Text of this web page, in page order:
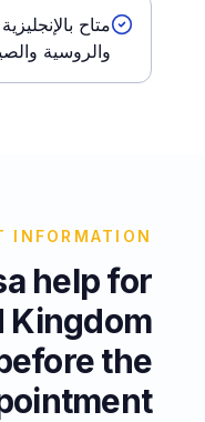
متاح
والروسية
INFORMATION
help for
Kingdom
the